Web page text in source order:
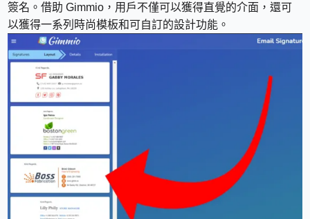
簽名。借助 Gimmio，用戶不僅可以獲得直覺的介面，還可
以獲得一系列時尚模板和可自訂的設計功能。